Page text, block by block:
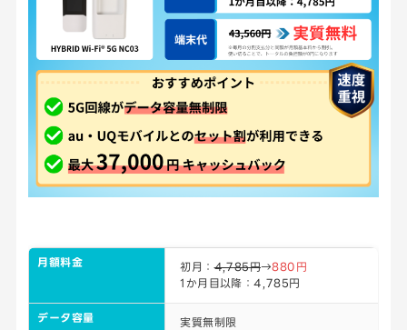
月額料金 初月：4,785円→880円
1か月目以降：4,785円
データ容量 実質無制限